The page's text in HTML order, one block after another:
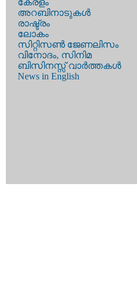
അറബിനാടുകള്‍
രാഷ്ട്രം
ലോകം
സിറ്റിസണ്‍ ജേണലിസം
വിനോദം, സിനിമ
ബിസിനസ്സ് വാര്‍ത്തകള്‍
News in English